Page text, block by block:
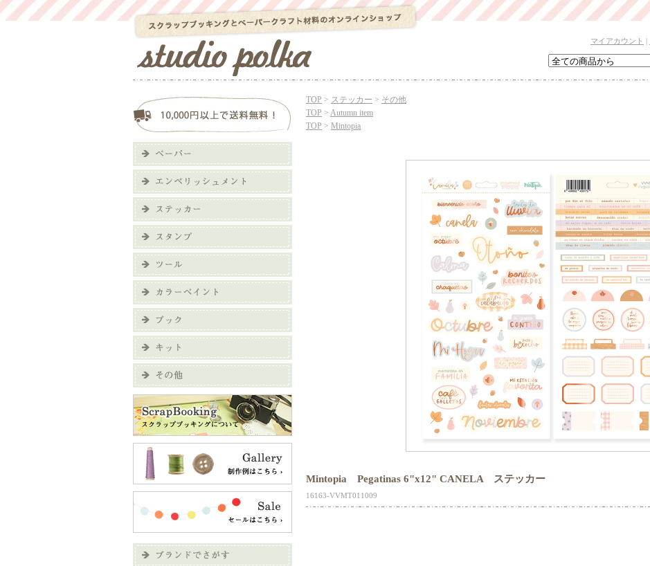
マイアカウント |
TOP > ステッカー > その他
TOP > Autumn item
TOP > Mintopia
Mintopia Pegatinas 6"x12" CANELA ステッカー
16163-VVMT011009